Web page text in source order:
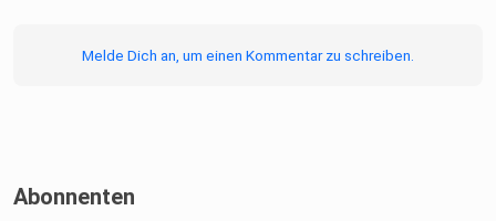
Melde Dich an, um einen Kommentar zu schreiben.
Abonnenten